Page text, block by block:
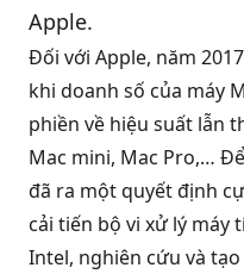
Apple.
Đối với Apple, năm
khi doanh số của máy
phiền về hiệu suất lẫn
Mac mini, Mac Pro,…
đã ra một quyết định
cải tiến bộ vi xử lý máy
Intel, nghiên cứu và